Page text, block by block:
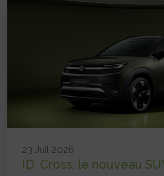
23 Juil 2026
ID. Cross, le nouveau